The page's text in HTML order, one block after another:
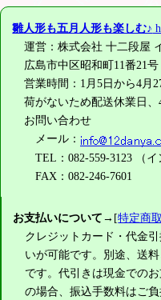
雛人形も五月人形も楽しむ♪
運営：株式会社 十二段屋
広島市中区昭和町11番21号
営業時間：1月5日から4月
荷がないため配送休業日
お問い合わせ
メール：
TEL：082-559-3123 （
FAX：082-246-7601
お支払いについて→[特定商
クレジットカード・代金
いが可能です。別途、送
です。代引きは現金での
の場合、振込手数料はご負